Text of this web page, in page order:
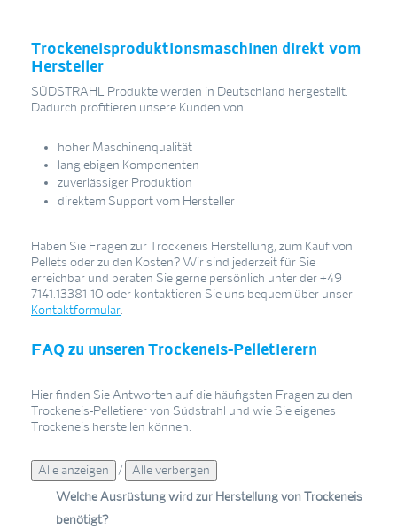
Trockeneisproduktionsmaschinen direkt vom
Hersteller
SÜDSTRAHL Produkte werden in Deutschland hergestellt.
Dadurch profitieren unsere Kunden von
hoher Maschinenqualität
langlebigen Komponenten
zuverlässiger Produktion
direktem Support vom Hersteller
Haben Sie Fragen zur Trockeneis Herstellung, zum Kauf von
Pellets oder zu den Kosten? Wir sind jederzeit für Sie
erreichbar und beraten Sie gerne persönlich unter der +49
7141.13381-10 oder kontaktieren Sie uns bequem über unser
Kontaktformular.
FAQ zu unseren Trockeneis-Pelletierern
Hier finden Sie Antworten auf die häufigsten Fragen zu den
Trockeneis-Pelletierer von Südstrahl und wie Sie eigenes
Trockeneis herstellen können.
/
Welche Ausrüstung wird zur Herstellung von Trockeneis
benötigt?